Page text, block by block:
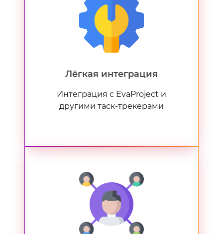
Лёгкая интеграция
Интеграция с EvaProject и
другими таск-трекерами